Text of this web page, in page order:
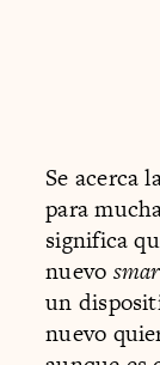
Se acerca
para
significa
nuevo
un
nuevo